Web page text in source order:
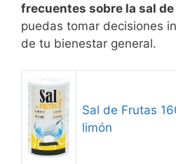
frecuentes sobre la sal
puedas tomar decisiones
de tu bienestar general.
Sal de Frutas
limón